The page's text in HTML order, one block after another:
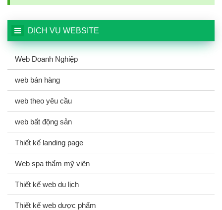
DỊCH VỤ WEBSITE
Web Doanh Nghiệp
web bán hàng
web theo yêu cầu
web bất động sản
Thiết kế landing page
Web spa thẩm mỹ viện
Thiết kế web du lịch
Thiết kế web dược phẩm